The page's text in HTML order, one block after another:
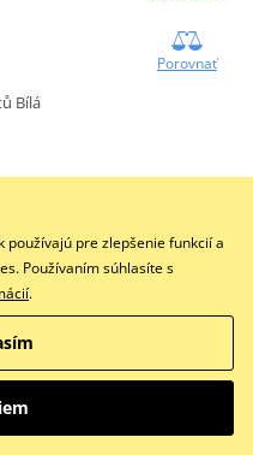
Porovnať
Bílá
91615 čierna
používajú pre zlepšenie funkcií a
Používaním súhlasíte s
.